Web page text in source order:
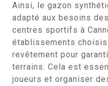
Ainsi, le gazon
adapté aux besoins
centres sportifs à
établissements
revêtement pour
terrains. Cela est
joueurs et organiser